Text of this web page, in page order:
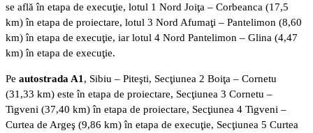
se află în etapa de execuţie, lotul 1 Nord Joiţa – Corbeanca (17,5
km) în etapa de proiectare, lotul 3 Nord Afumaţi – Pantelimon (8,60
km) în etapa de execuţie, iar lotul 4 Nord Pantelimon – Glina (4,47
km) în etapa de execuţie.
Pe autostrada A1 , Sibiu – Piteşti, Secţiunea 2 Boiţa – Cornetu
(31,33 km) este în etapa de proiectare, Secţiunea 3 Cornetu –
Tigveni (37,40 km) în etapa de proiectare, Secţiunea 4 Tigveni –
Curtea de Argeş (9,86 km) în etapa de execuţie, Secţiunea 5 Curtea